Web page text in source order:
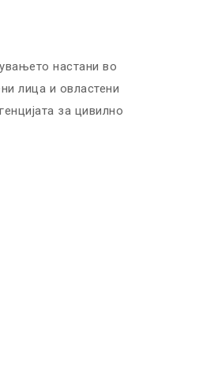
настани во
лица и овластени
за цивилно